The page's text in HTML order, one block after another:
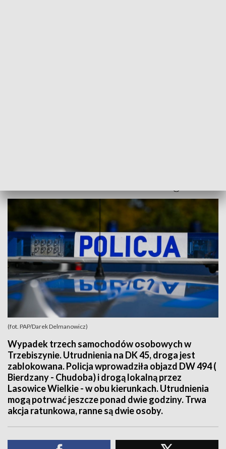
(fot. PAP/Darek Delmanowicz)
Wypadek trzech samochodów osobowych w
Trzebiszynie. Utrudnienia na DK 45, droga jest
zablokowana. Policja wprowadziła objazd DW 494 (
Bierdzany - Chudoba) i drogą lokalną przez
Lasowice Wielkie - w obu kierunkach. Utrudnienia
mogą potrwać jeszcze ponad dwie godziny. Trwa
akcja ratunkowa, ranne są dwie osoby.